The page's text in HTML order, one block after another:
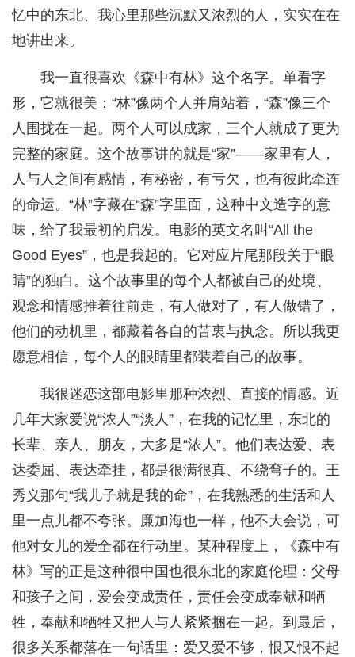
忆中的东北、我心里那些沉默又浓烈的人，实实在在
地讲出来。
我一直很喜欢《森中有林》这个名字。单看字
形，它就很美：“林”像两个人并肩站着，“森”像三个
人围拢在一起。两个人可以成家，三个人就成了更为
完整的家庭。这个故事讲的就是“家”——家里有人，
人与人之间有感情，有秘密，有亏欠，也有彼此牵连
的命运。“林”字藏在“森”字里面，这种中文造字的意
味，给了我最初的启发。电影的英文名叫“All the
Good Eyes”，也是我起的。它对应片尾那段关于“眼
睛”的独白。这个故事里的每个人都被自己的处境、
观念和情感推着往前走，有人做对了，有人做错了，
他们的动机里，都藏着各自的苦衷与执念。所以我更
愿意相信，每个人的眼睛里都装着自己的故事。
我很迷恋这部电影里那种浓烈、直接的情感。近
几年大家爱说“浓人”“淡人”，在我的记忆里，东北的
长辈、亲人、朋友，大多是“浓人”。他们表达爱、表
达委屈、表达牵挂，都是很满很真、不绕弯子的。王
秀义那句“我儿子就是我的命”，在我熟悉的生活和人
里一点儿都不夸张。廉加海也一样，他不大会说，可
他对女儿的爱全都在行动里。某种程度上，《森中有
林》写的正是这种很中国也很东北的家庭伦理：父母
和孩子之间，爱会变成责任，责任会变成奉献和牺
牲，奉献和牺牲又把人与人紧紧捆在一起。到最后，
很多关系都落在一句话里：爱又爱不够，恨又恨不起